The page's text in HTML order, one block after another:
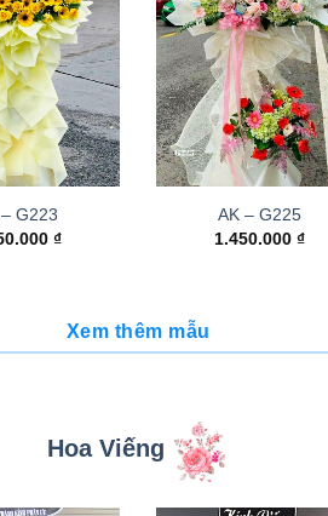
G223
₫
AK – G225
1.450.000₫
Xem thêm mẫu
Hoa Viếng